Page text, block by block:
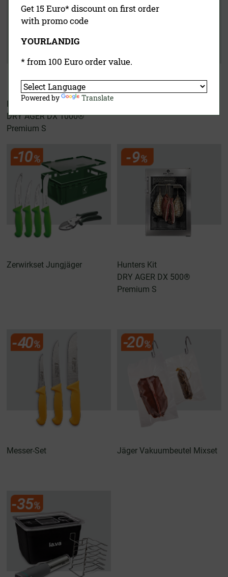
Hunters Kit
DRY AGER DX 1000®
Premium S
Zerwirkset Jungjäger
Hunters Kit
DRY AGER DX 500®
Premium S
Messer-Set Jäger Vakuumbeutel Mixset
Get 15 Euro* discount on first order
with promo code
YOURLANDIG
* from 100 Euro order value.
Powered by Translate